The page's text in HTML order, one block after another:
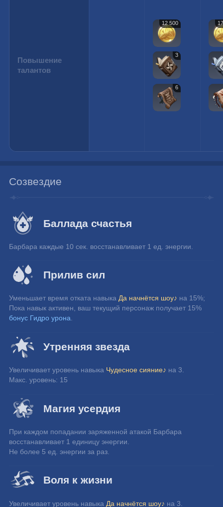
Повышение
талантов
12 500
3
6
Созвездие
Баллада счастья
Барбара каждые 10 сек. восстанавливает 1 ед. энергии.
Прилив сил
Уменьшает время отката навыка Да начнётся шоу♪ на 15%;
Пока навык активен, ваш текущий персонаж получает 15%
бонус Гидро урона.
Утренняя звезда
Увеличивает уровень навыка Чудесное сияние♪ на 3.
Макс. уровень: 15
Магия усердия
При каждом попадании заряженной атакой Барбара
восстанавливает 1 единицу энергии.
Не более 5 ед. энергии за раз.
Воля к жизни
Увеличивает уровень навыка Да начнётся шоу♪ на 3.